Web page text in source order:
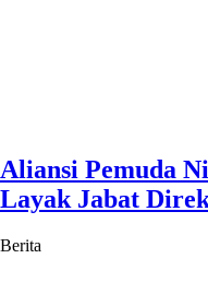
Aliansi Pemuda
Layak Jabat
Berita